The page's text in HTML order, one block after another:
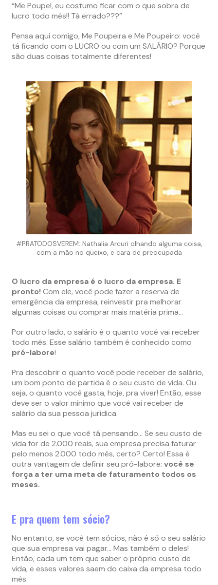
“Me Poupe!, eu costumo ficar com o que sobra de
lucro todo mês!! Tá errado???”
Pensa aqui comigo, Me Poupeira e Me Poupeiro: você
tá ficando com o LUCRO ou com um SALÁRIO? Porque
são duas coisas totalmente diferentes!
#PRATODOSVEREM: Nathalia Arcuri olhando alguma coisa,
com a mão no queixo, e cara de preocupada
O lucro da empresa é o lucro da empresa. E
pronto!Com ele, você pode fazer a reserva de
emergência da empresa, reinvestir pra melhorar
algumas coisas ou comprar mais matéria prima…
Por outro lado, o salário é o quanto você vai receber
todo mês. Esse salário também é conhecido como
pró-labore!
Pra descobrir o quanto você pode receber de salário,
um bom ponto de partida é o seu custo de vida. Ou
seja, o quanto você gasta, hoje, pra viver! Então, esse
deve ser o valor mínimo que você vai receber de
salário da sua pessoa jurídica.
Mas eu sei o que você tá pensando… Se seu custo de
vida for de 2.000 reais, sua empresa precisa faturar
pelo menos 2.000 todo mês, certo? Certo! Essa é
outra vantagem de definir seu pró-labore: você se
força a ter uma meta de faturamento todos os
meses.
E pra quem tem sócio?
No entanto, se você tem sócios, não é só o seu salário
que sua empresa vai pagar… Mas também o deles!
Então, cada um tem que saber o próprio custo de
vida, e esses valores saem do caixa da empresa todo
mês.